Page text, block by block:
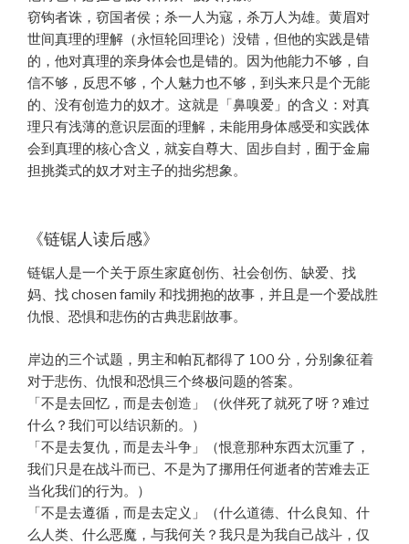
窃钩者诛，窃国者侯；杀一人为寇，杀万人为雄。黄眉对
世间真理的理解（永恒轮回理论）没错，但他的实践是错
的，他对真理的亲身体会也是错的。因为他能力不够，自
信不够，反思不够，个人魅力也不够，到头来只是个无能
的、没有创造力的奴才。这就是「鼻嗅爱」的含义：对真
理只有浅薄的意识层面的理解，未能用身体感受和实践体
会到真理的核心含义，就妄自尊大、固步自封，囿于金扁
担挑粪式的奴才对主子的拙劣想象。
《链锯人读后感》
链锯人是一个关于原生家庭创伤、社会创伤、缺爱、找
妈、找 chosen family 和找拥抱的故事，并且是一个爱战胜
仇恨、恐惧和悲伤的古典悲剧故事。
岸边的三个试题，男主和帕瓦都得了 100 分，分别象征着
对于悲伤、仇恨和恐惧三个终极问题的答案。
「不是去回忆，而是去创造」（伙伴死了就死了呀？难过
什么？我们可以结识新的。）
「不是去复仇，而是去斗争」（恨意那种东西太沉重了，
我们只是在战斗而已、不是为了挪用任何逝者的苦难去正
当化我们的行为。）
「不是去遵循，而是去定义」（什么道德、什么良知、什
么人类、什么恶魔，与我何关？我只是为我自己战斗，仅